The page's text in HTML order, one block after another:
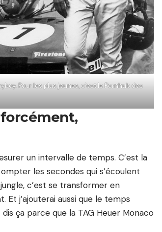
Pour les plus jeunes, c’est le Pornhub des
un intervalle de temps. C’est la
les secondes qui s’écoulent
c’est se transformer en
Et j’ajouterai aussi que le temps
ça parce que la TAG Heuer Monaco